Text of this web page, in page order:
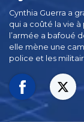
Cynthia Guerra a
qui a coûté la vie
l’armée a bafoué
elle mène une
police et les